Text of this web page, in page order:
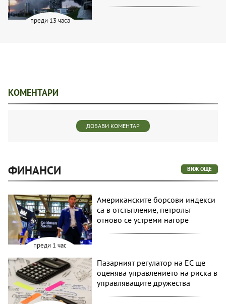
преди 13 часа
КОМЕНТАРИ
ДОБАВИ КОМЕНТАР
ФИНАНСИ ВИЖ ОЩЕ
преди 1 час
Американските борсови индекси
са в отстъпление, петролът
отново се устреми нагоре
Пазарният регулатор на ЕС ще
оценява управлението на риска в
управляващите дружества